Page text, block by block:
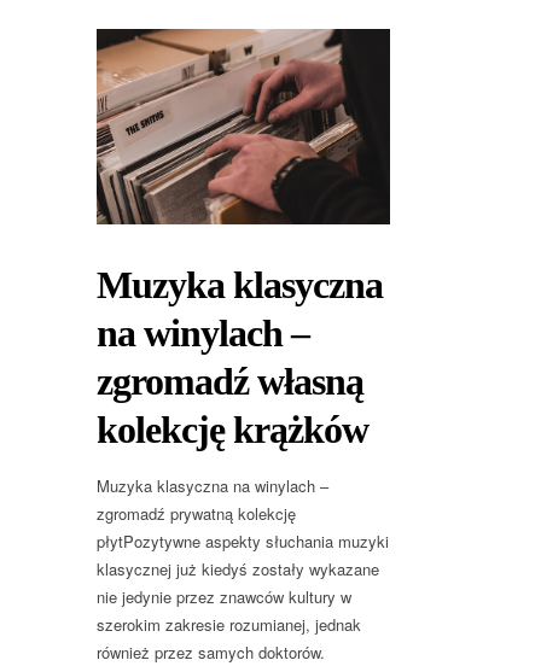
Muzyka klasyczna
na winylach –
zgromadź własną
kolekcję krążków
Muzyka klasyczna na winylach –
zgromadź prywatną kolekcję
płytPozytywne aspekty słuchania muzyki
klasycznej już kiedyś zostały wykazane
nie jedynie przez znawców kultury w
szerokim zakresie rozumianej, jednak
również przez samych doktorów.